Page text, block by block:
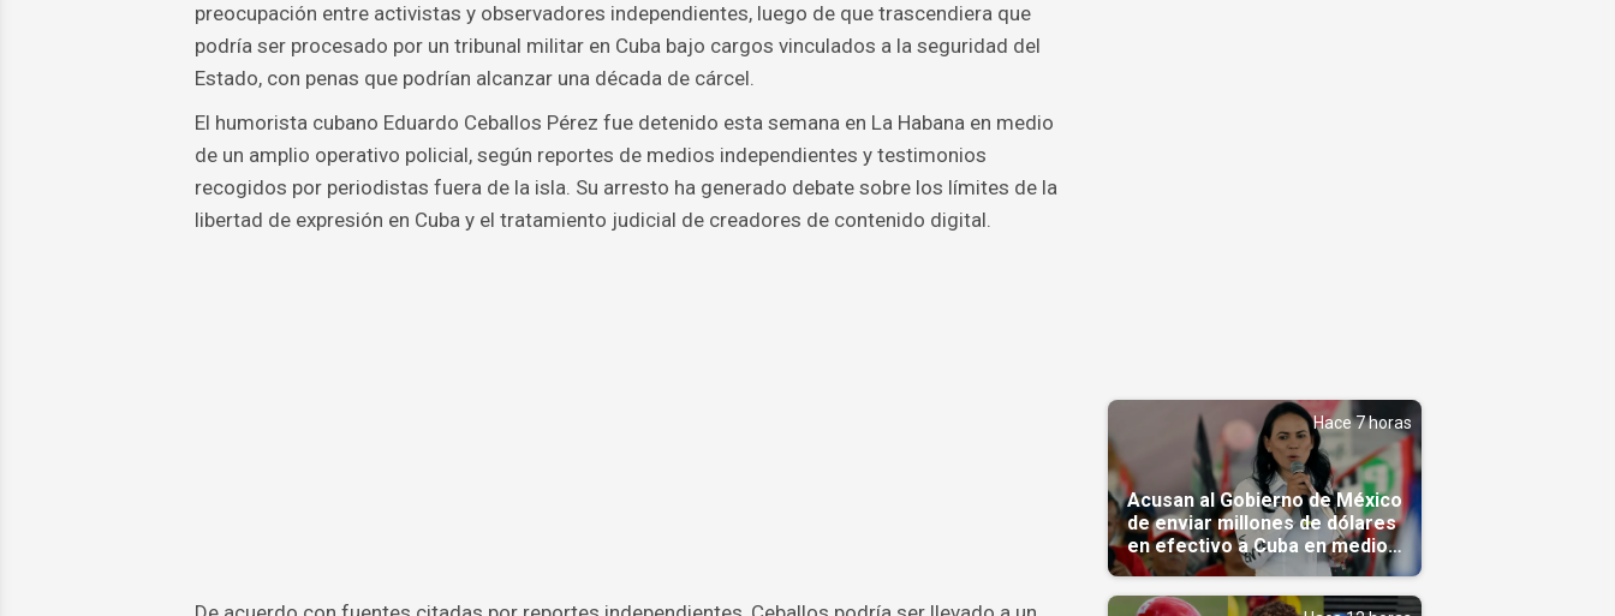
preocupación entre activistas y observadores independientes, luego de que trascendiera que
podría ser procesado por un tribunal militar en Cuba bajo cargos vinculados a la seguridad del
Estado, con penas que podrían alcanzar una década de cárcel.
El humorista cubano Eduardo Ceballos Pérez fue detenido esta semana en La Habana en medio
de un amplio operativo policial, según reportes de medios independientes y testimonios
recogidos por periodistas fuera de la isla. Su arresto ha generado debate sobre los límites de la
libertad de expresión en Cuba y el tratamiento judicial de creadores de contenido digital.
Hace 7 horas
Acusan al Gobierno de México
de enviar millones de dólares
en efectivo a Cuba en medio
de la crisis de la Isla